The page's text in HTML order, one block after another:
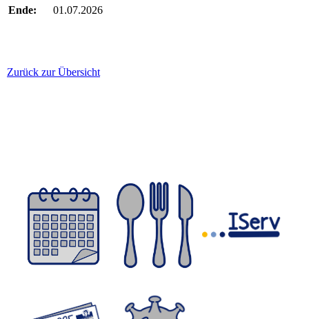
Ende:
01.07.2026
Zurück zur Übersicht